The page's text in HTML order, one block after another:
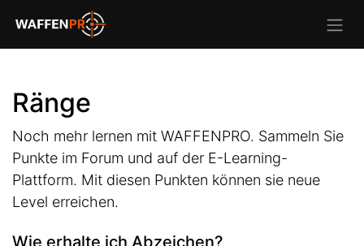
Ränge
Noch mehr lernen mit WAFFENPRO. Sammeln Sie
Punkte im Forum und auf der E-Learning-
Plattform. Mit diesen Punkten können sie neue
Level erreichen.
Wie erhalte ich Abzeichen?